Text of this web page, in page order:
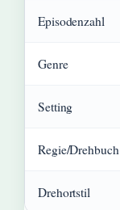
Episodenzahl
Genre
Setting
Regie/Drehbuch
Drehortstil